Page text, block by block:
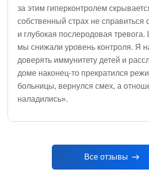
за этим гиперконтролем
собственный страх не справиться
и глубокая послеродовая
мы снижали уровень контроля. Я
доверять иммунитету детей и
доме наконец-то прекратился
больницы, вернулся смех, а
наладились».
Все отзывы